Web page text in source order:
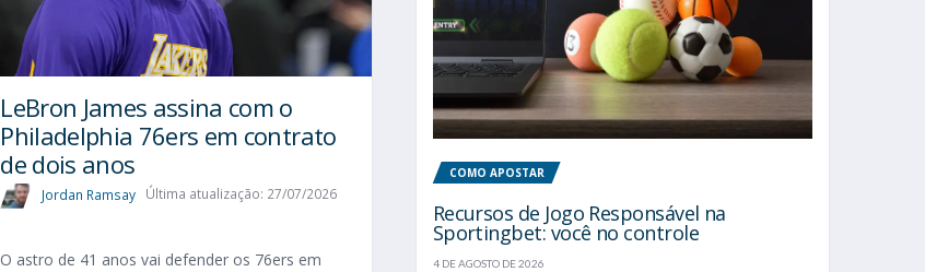
LeBron James assina com o
Philadelphia 76ers em contrato
de dois anos
Jordan Ramsay Última atualização: 27/07/2026
O astro de 41 anos vai defender os 76ers em
COMO APOSTAR
Recursos de Jogo Responsável na
Sportingbet: você no controle
4 DE AGOSTO DE 2026